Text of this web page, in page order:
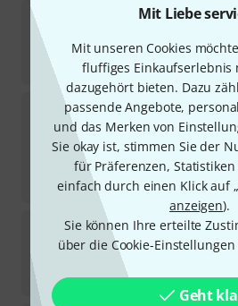
Mit Liebe
Mit unseren Cookies
fluffiges Einkaufserlebnis
dazugehört bieten. Dazu
passende Angebote,
und das Merken von
Sie okay ist, stimmen Sie der
für Präferenzen,
einfach durch einen Klick auf
anzeigen).
Sie können Ihre erteilte
über die Cookie-Einstellungen
Geht
Olli HessIntense-Edition
Sofort lieferbar
81€
PaisteM3 Gong Beater
21
Sofort lieferbar
126€
UVP:155 €
-19%
Olli Hess PGM-L355-bl,
3
Sofort lieferbar
102€